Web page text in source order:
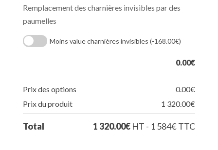
Remplacement des charnières invisibles par des
paumelles
Moins value charnières invisibles (-168.00€)
0.00€
Prix des options 0.00€
Prix du produit
1 320.00€
Total 1 320.00€ HT - 1 584€TTC